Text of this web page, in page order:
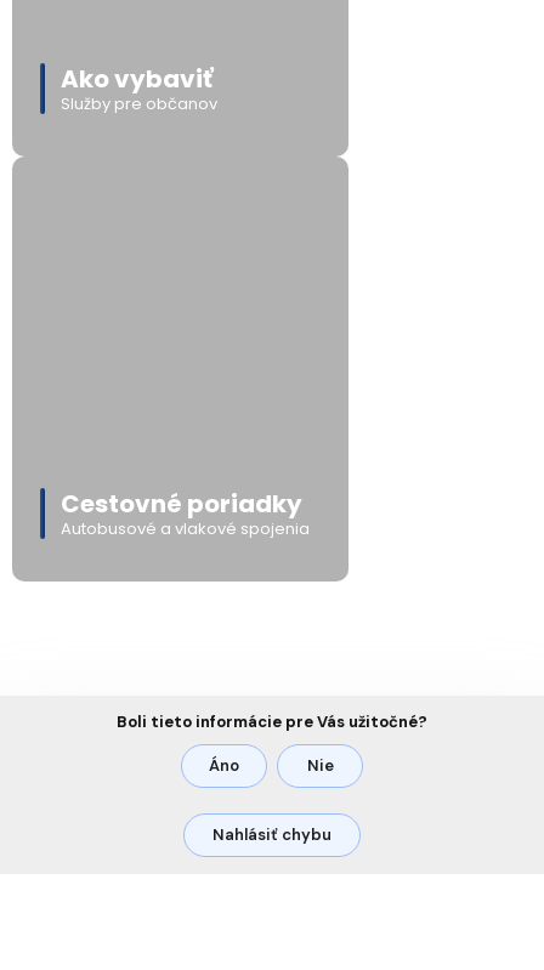
Ako vybaviť
Služby pre občanov
Cestovné poriadky
Autobusové a vlakové spojenia
Boli tieto informácie pre Vás užitočné?
Áno Nie
Nahlásiť chybu